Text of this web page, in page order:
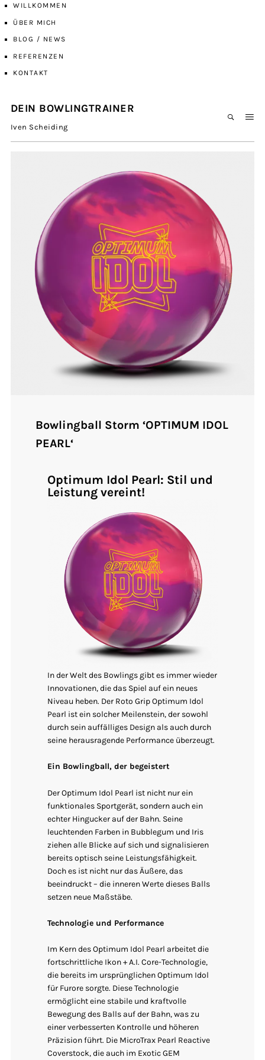
WILLKOMMEN
ÜBER MICH
BLOG / NEWS
REFERENZEN
KONTAKT
DEIN BOWLINGTRAINER
Iven Scheiding
Bowlingball Storm ‘OPTIMUM IDOL
PEARL‘
Optimum Idol Pearl: Stil und
Leistung vereint!
In der Welt des Bowlings gibt es immer wieder
Innovationen, die das Spiel auf ein neues
Niveau heben. Der Roto Grip Optimum Idol
Pearl ist ein solcher Meilenstein, der sowohl
durch sein auffälliges Design als auch durch
seine herausragende Performance überzeugt.
Ein Bowlingball, der begeistert
Der Optimum Idol Pearl ist nicht nur ein
funktionales Sportgerät, sondern auch ein
echter Hingucker auf der Bahn. Seine
leuchtenden Farben in Bubblegum und Iris
ziehen alle Blicke auf sich und signalisieren
bereits optisch seine Leistungsfähigkeit.
Doch es ist nicht nur das Äußere, das
beeindruckt – die inneren Werte dieses Balls
setzen neue Maßstäbe.
Technologie und Performance
Im Kern des Optimum Idol Pearl arbeitet die
fortschrittliche Ikon + A.I. Core-Technologie,
die bereits im ursprünglichen Optimum Idol
für Furore sorgte. Diese Technologie
ermöglicht eine stabile und kraftvolle
Bewegung des Balls auf der Bahn, was zu
einer verbesserten Kontrolle und höheren
Präzision führt. Die MicroTrax Pearl Reactive
Coverstock, die auch im Exotic GEM